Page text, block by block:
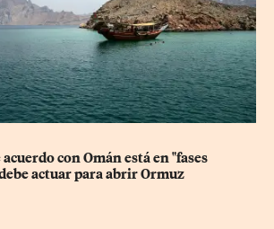
con Omán está en "fases
actuar para abrir Ormuz